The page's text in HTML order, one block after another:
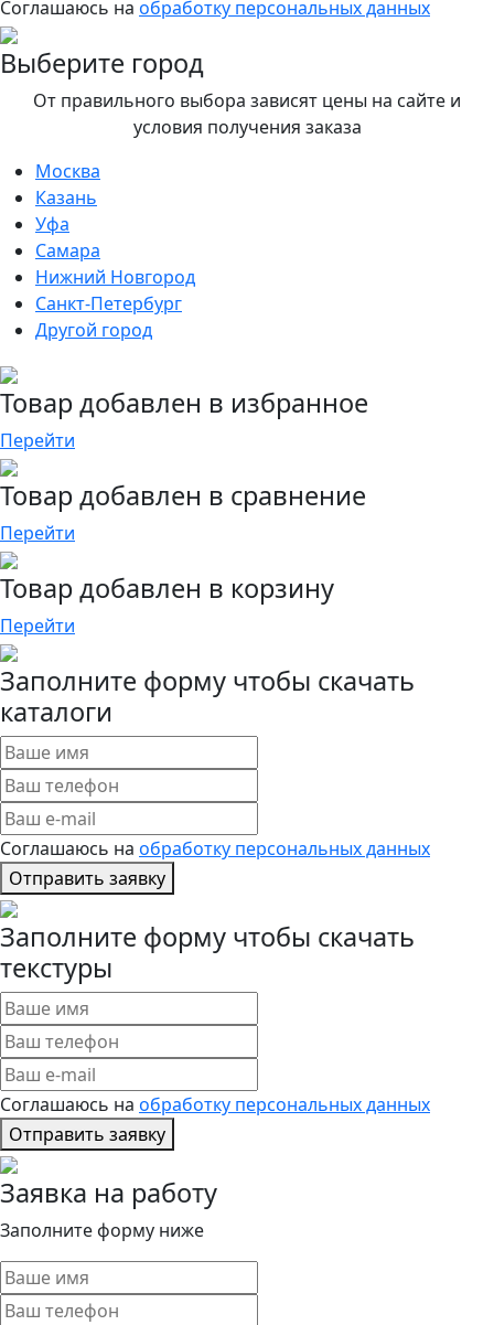
Соглашаюсь на обработку персональных данных
Выберите город
От правильного выбора зависят цены на сайте и
условия получения заказа
Москва
Казань
Уфа
Самара
Нижний Новгород
Санкт-Петербург
Другой город
Товар добавлен в избранное
Перейти
Товар добавлен в сравнение
Перейти
Товар добавлен в корзину
Перейти
Заполните форму чтобы скачать
каталоги
Соглашаюсь на обработку персональных данных
Отправить заявку
Заполните форму чтобы скачать
текстуры
Соглашаюсь на обработку персональных данных
Отправить заявку
Заявка на работу
Заполните форму ниже